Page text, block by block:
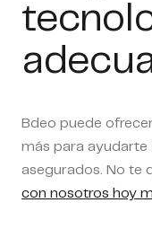
Bdeo puede
más para ayudarte
asegurados. No te
con nosotros hoy